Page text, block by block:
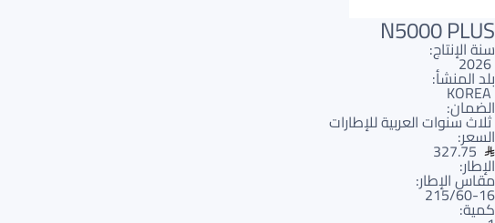
N5000 PLUS
سنة الإنتاج:
2026
بلد المنشأ:
KOREA
الضمان:
ثلاث سنوات العربية للإطارات
السعر:
327.75
الإطار:
مقاس الإطار:
215/60-16
كمية: